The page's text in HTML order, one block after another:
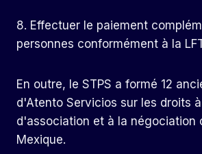
8. Effectuer le paiement
personnes conformément à la
En outre, le STPS a formé 12
d'Atento Servicios sur les droits
d'association et à la négociation
Mexique.